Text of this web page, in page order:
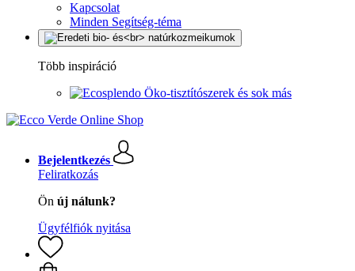
Kapcsolat
Minden Segítség-téma
Több inspiráció
Öko-tisztítószerek és sok más
Bejelentkezés
Feliratkozás
Ön új nálunk?
Ügyfélfiók nyitása